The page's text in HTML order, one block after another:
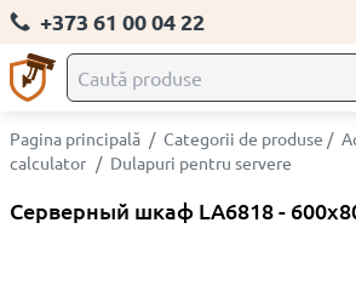
+373 61 00 04 22
Pagina principală / Categorii de produse /
calculator / Dulapuri pentru servere
Серверный шкаф LA6818 -